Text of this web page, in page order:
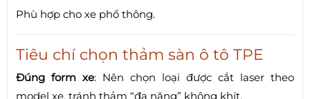
Phù hợp cho xe phổ thông.
Tiêu chí chọn thảm sàn ô tô TPE
Đúng form xe: Nên chọn loại được cắt laser theo
model xe, tránh thảm “đa năng” không khít.